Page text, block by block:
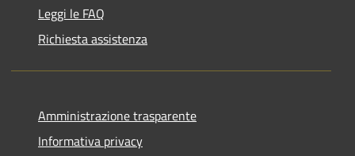
Leggi le FAQ
Richiesta assistenza
Amministrazione trasparente
Informativa privacy